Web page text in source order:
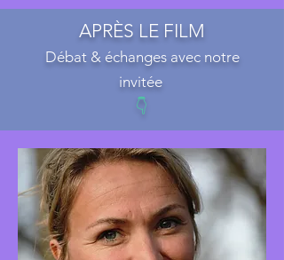
APRÈS LE FILM
Débat & échanges avec notre
invitée
👇